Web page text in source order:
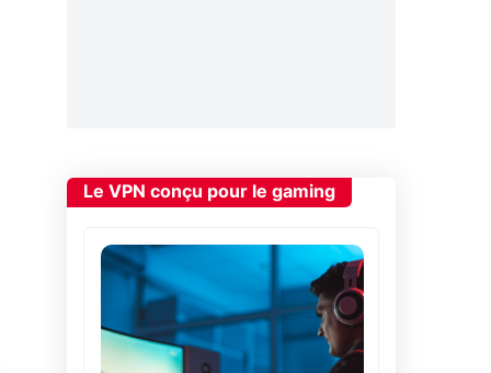
Le VPN conçu pour le gaming